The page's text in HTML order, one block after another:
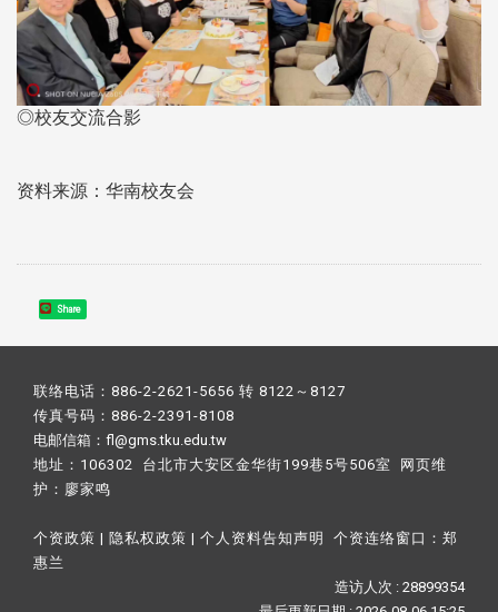
◎校友交流合影
资料来源：华南校友会
Share
联络电话：886-2-2621-5656 转 8122～8127
传真号码：886-2-2391-8108
电邮信箱：fl@gms.tku.edu.tw
地址：106302 台北市大安区金华街199巷5号506室 网页维
护： 廖家鸣​
个资政策 | 隐私权政策 | 个人资料告知声明 个资连络窗口： 郑
惠兰
造访人次 : 28899354